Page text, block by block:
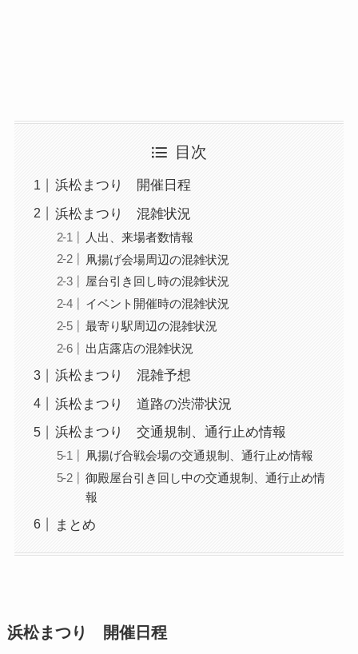
目次
浜松まつり 開催日程
浜松まつり 混雑状況
人出、来場者数情報
凧揚げ会場周辺の混雑状況
屋台引き回し時の混雑状況
イベント開催時の混雑状況
最寄り駅周辺の混雑状況
出店露店の混雑状況
浜松まつり 混雑予想
浜松まつり 道路の渋滞状況
浜松まつり 交通規制、通行止め情報
凧揚げ合戦会場の交通規制、通行止め情報
御殿屋台引き回し中の交通規制、通行止め情
報
まとめ
浜松まつり 開催日程